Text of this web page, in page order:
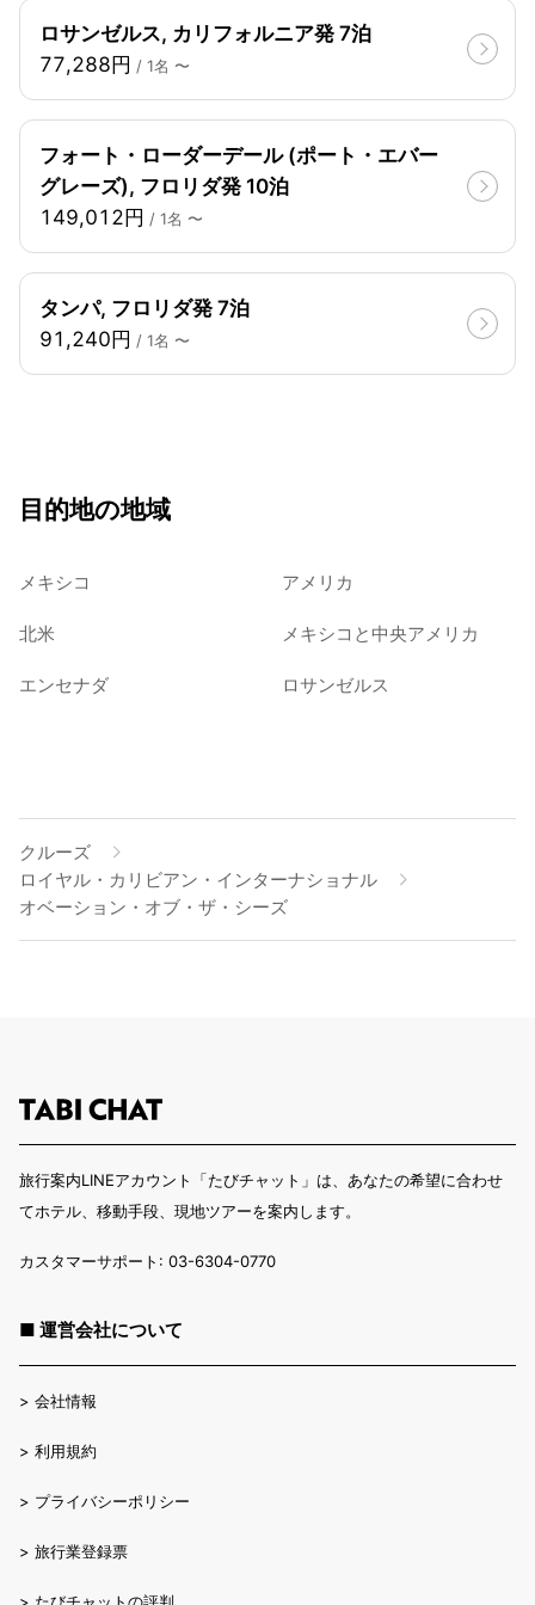
ロサンゼルス, カリフォルニア発 7泊
77,288円 / 1名 〜
フォート・ローダーデール (ポート・エバー
グレーズ), フロリダ発 10泊
149,012円 / 1名 〜
タンパ, フロリダ発 7泊
91,240円 / 1名 〜
目的地の地域
メキシコ アメリカ
北米 メキシコと中央アメリカ
エンセナダ ロサンゼルス
クルーズ
ロイヤル・カリビアン・インターナショナル
オベーション・オブ・ザ・シーズ
旅行案内LINEアカウント「たびチャット」は、あなたの希望に合わせ
てホテル、移動手段、現地ツアーを案内します。
カスタマーサポート: 03-6304-0770
■ 運営会社について
> 会社情報
> 利用規約
> プライバシーポリシー
> 旅行業登録票